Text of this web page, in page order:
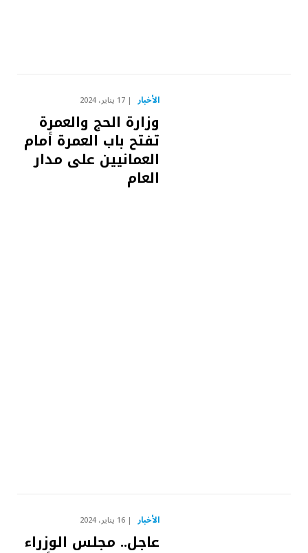
الأخبار 17 يناير، 2024
وزارة الحج والعمرة
تفتح باب العمرة أمام
العمانيين على مدار
العام
الأخبار 16 يناير، 2024
عاجل.. مجلس الوزراء